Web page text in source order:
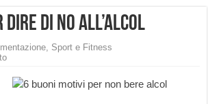
dire di no all’alcol
Sport e Fitness